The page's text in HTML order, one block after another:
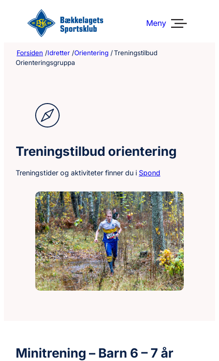
Meny
Forsiden /Idretter /Orientering /Treningstilbud
Orienteringsgruppa
Treningstilbud orientering
Treningstider og aktiviteter finner du i Spond
Minitrening – Barn 6 – 7 år